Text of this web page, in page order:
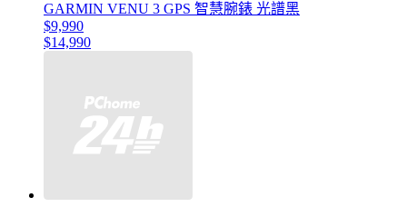
GARMIN VENU 3 GPS 智慧腕錶 光譜黑
$9,990
$14,990